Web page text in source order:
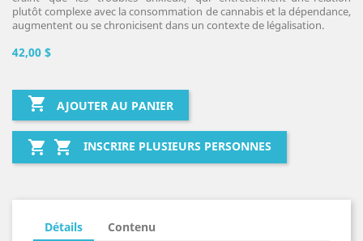
plutôt complexe avec la consommation de cannabis et la dépendance,
augmentent ou se chronicisent dans un contexte de légalisation.
42,00 $
 AJOUTER AU PANIER
  INSCRIRE PLUSIEURS PERSONNES
Détails Contenu